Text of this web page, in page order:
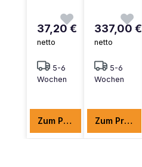
37,20 €
netto
5-6
Wochen
Zum Produkt
337,00 €
netto
5-6
Wochen
Zum Produkt